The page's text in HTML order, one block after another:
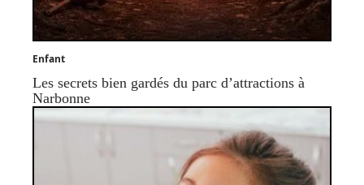
Enfant
Les secrets bien gardés du parc d’attractions à
Narbonne